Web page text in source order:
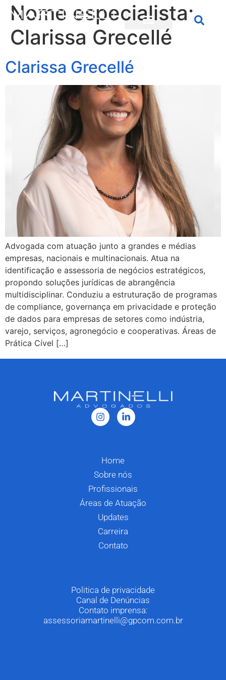
Nome especialista:
Clarissa Grecellé
Clarissa Grecellé
Advogada com atuação junto a grandes e médias
empresas, nacionais e multinacionais. Atua na
identificação e assessoria de negócios estratégicos,
propondo soluções jurídicas de abrangência
multidisciplinar. Conduziu a estruturação de programas
de compliance, governança em privacidade e proteção
de dados para empresas de setores como indústria,
varejo, serviços, agronegócio e cooperativas. Áreas de
Prática Cível […]
Home
Sobre nós
Profissionais
Áreas de Atuação
Updates
Carreira
Contato
Politica de privacidade
Canal de Denúncias
Contato imprensa:
assessoriamartinelli@gpcom.com.br